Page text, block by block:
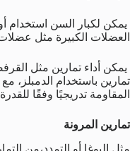
يمكن لكبار السن استخدام
العضلات الكبيرة مثل
تمارين باستخدام الدمبلز،
المقاومة تدريجيًا وفقًا
تمارين المرونة
مثل اليوغا أو التمدد،من